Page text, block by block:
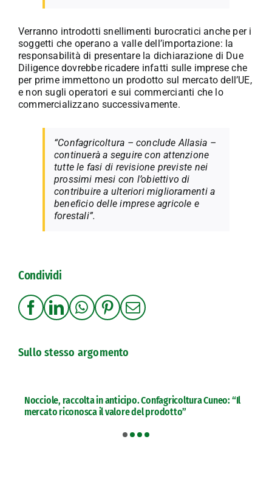
Verranno introdotti snellimenti burocratici anche per i
soggetti che operano a valle dell’importazione: la
responsabilità di presentare la dichiarazione di Due
Diligence dovrebbe ricadere infatti sulle imprese che
per prime immettono un prodotto sul mercato dell’UE,
e non sugli operatori e sui commercianti che lo
commercializzano successivamente.
“Confagricoltura – conclude Allasia –
continuerà a seguire con attenzione
tutte le fasi di revisione previste nei
prossimi mesi con l’obiettivo di
contribuire a ulteriori miglioramenti a
beneficio delle imprese agricole e
forestali”.
Condividi
Sullo stesso argomento
Nocciole, raccolta in anticipo. Confagricoltura Cuneo: “Il
mercato riconosca il valore del prodotto”